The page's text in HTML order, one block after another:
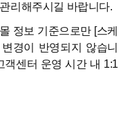
리해주시길 바랍니다.
정보 기준으로만 [스케
경이 반영되지 않습니
객센터 운영 시간 내 1:1